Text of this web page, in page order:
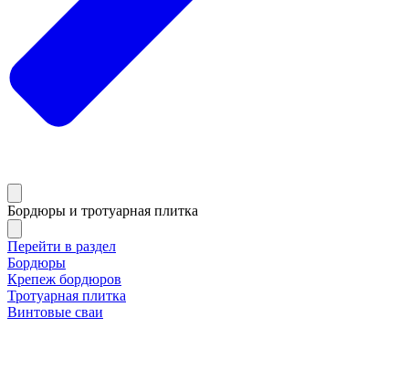
Бордюры и тротуарная плитка
Перейти в раздел
Бордюры
Крепеж бордюров
Тротуарная плитка
Винтовые сваи